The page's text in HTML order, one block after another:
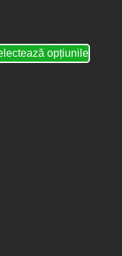
opțiunile